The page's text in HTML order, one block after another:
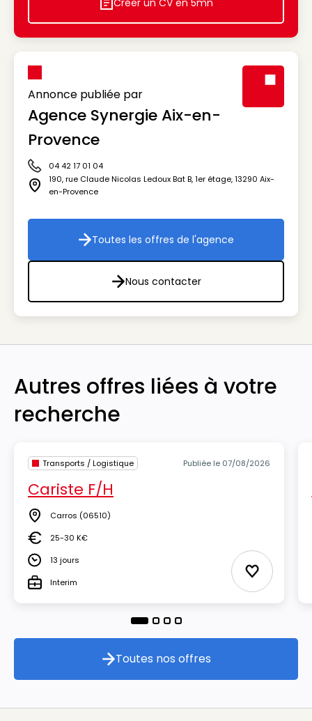
Icon decorative
Créer un CV en 5mn
Annonce publiée par
Agence Synergie Aix-en-
Provence
Icône téléphone
04 42 17 01 04
Icône adresse
190, rue Claude Nicolas Ledoux Bat B, 1er étage,13290 Aix-
en-Provence
Toutes les offres de l'agence
Toutes les offres de l'agence
Nous contacter
Nous contacter
Autres offres liées à votre
recherche
Transports / Logistique Publiée le 07/08/2026
Cariste F/H
Lieu Carros (06510)
Salaire25-30 K€
Durée13 jours
TypeInterim Ajouter
Toutes nos offres
Toutes nos offres